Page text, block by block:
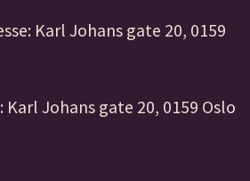
Karl Johans gate 20, 0159
Karl Johans gate 20, 0159 Oslo